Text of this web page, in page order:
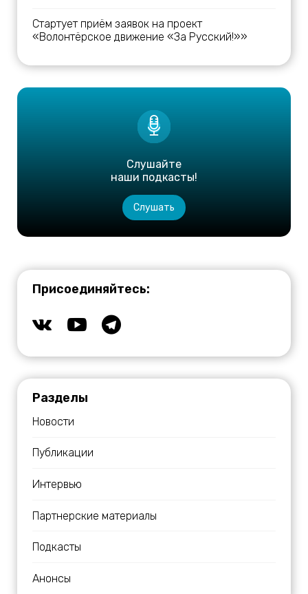
Стартует приём заявок на проект
«Волонтёрское движение «За Русский!»»
Слушайте
наши подкасты!
Слушать
Присоединяйтесь:
Разделы
Новости
Публикации
Интервью
Партнерские материалы
Подкасты
Анонсы